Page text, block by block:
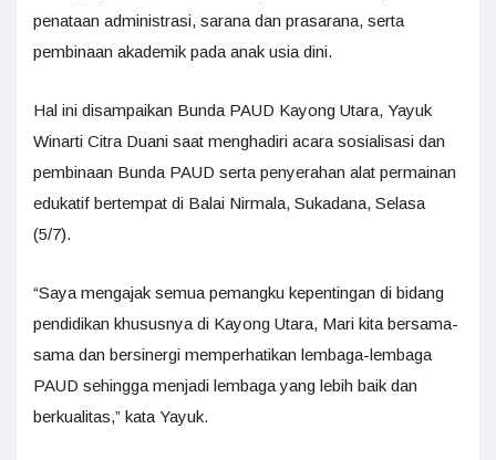
penataan administrasi, sarana dan prasarana, serta
pembinaan akademik pada anak usia dini.
Hal ini disampaikan Bunda PAUD Kayong Utara, Yayuk
Winarti Citra Duani saat menghadiri acara sosialisasi dan
pembinaan Bunda PAUD serta penyerahan alat permainan
edukatif bertempat di Balai Nirmala, Sukadana, Selasa
(5/7).
“Saya mengajak semua pemangku kepentingan di bidang
pendidikan khususnya di Kayong Utara, Mari kita bersama-
sama dan bersinergi memperhatikan lembaga-lembaga
PAUD sehingga menjadi lembaga yang lebih baik dan
berkualitas,” kata Yayuk.